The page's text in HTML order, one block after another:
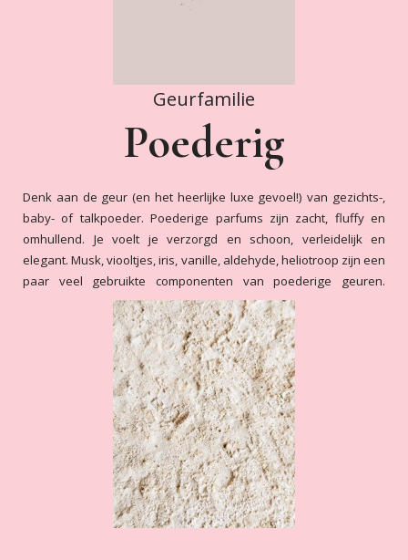
Geurfamilie
Poederig
Denk aan de geur (en het heerlijke luxe gevoel!) van gezichts-,
baby- of talkpoeder. Poederige parfums zijn zacht, fluffy en
omhullend. Je voelt je verzorgd en schoon, verleidelijk en
elegant. Musk, viooltjes, iris, vanille, aldehyde, heliotroop zijn een
paar veel gebruikte componenten van poederige geuren.